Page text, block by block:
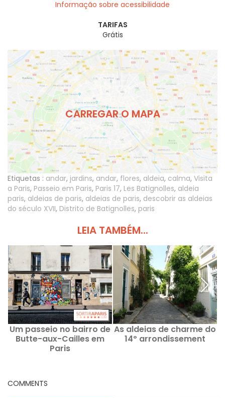
Informação sobre acessibilidade
TARIFAS
Grátis
CARREGAR O MAPA
Etiquetas : andar, jardins, andar, flores, aldeia, calma, Visita
a Paris, Passeio em Paris, Paris 17, Les Batignolles, aldeia
paris, aldeias de paris, aldeias de paris, descobrir as aldeias
do século XVII, Distrito de Batignolles, paris
LEIA TAMBÉM...
Um passeio no bairro de
Butte-aux-Cailles em
Paris
As aldeias de charme do
14º arrondissement
COMMENTS